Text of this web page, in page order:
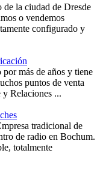
de la ciudad de Dresde
o vendemos
configurado y
más de años y tiene
puntos de venta
Relaciones ...
tradicional de
de radio en Bochum.
totalmente